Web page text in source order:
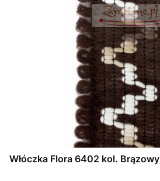
Włóczka Flora 6402 kol. Brązowy